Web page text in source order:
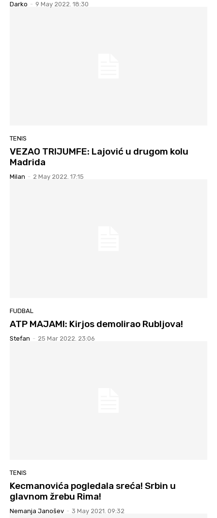
Darko - 9 May 2022. 18:30
TENIS
VEZAO TRIJUMFE: Lajović u drugom kolu
Madrida
Milan - 2 May 2022. 17:15
FUDBAL
ATP MAJAMI: Kirjos demolirao Rubljova!
Stefan - 25 Mar 2022. 23:06
TENIS
Kecmanovića pogledala sreća! Srbin u
glavnom žrebu Rima!
Nemanja Janošev - 3 May 2021. 09:32